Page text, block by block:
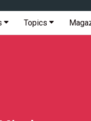
Topics